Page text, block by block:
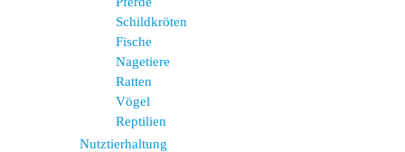
Schildkröten
Fische
Nagetiere
Ratten
Vögel
Reptilien
Nutztierhaltung